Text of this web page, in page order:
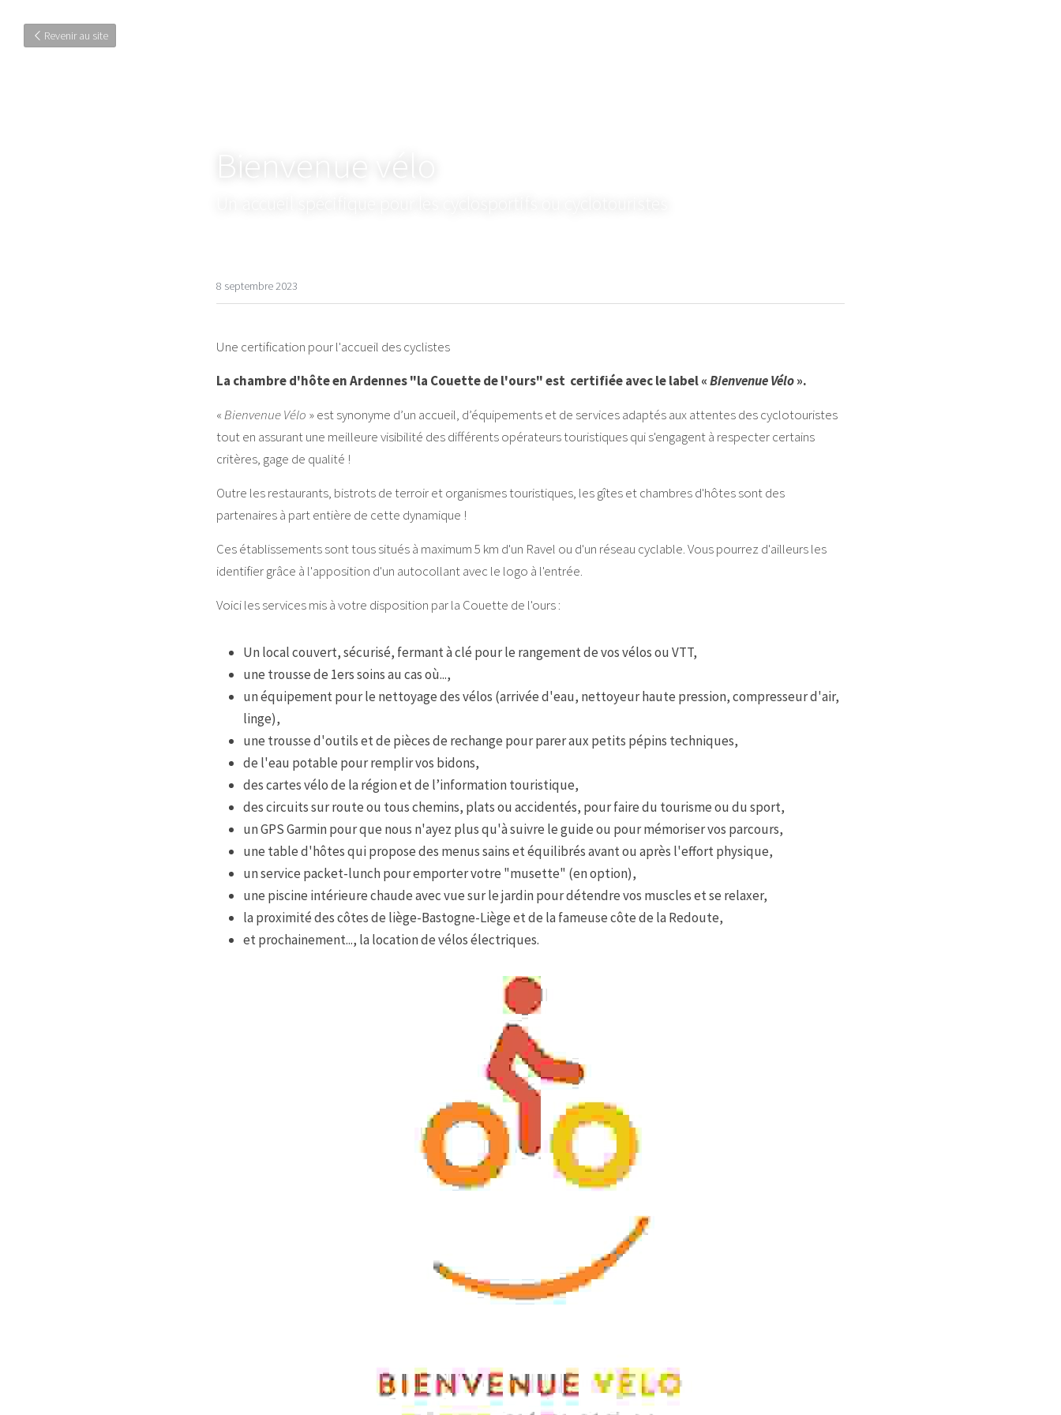
Revenir au site
8 septembre 2023
Une certification pour l'accueil des cyclistes
La chambre d'hôte en Ardennes "la Couette de l'ours" est  certifiée avec le label « Bienvenue Vélo ».
« Bienvenue Vélo » est synonyme d’un accueil, d’équipements et de services adaptés aux attentes des cyclotouristes
tout en assurant une meilleure visibilité des différents opérateurs touristiques qui s'engagent à respecter certains
critères, gage de qualité !
Outre les restaurants, bistrots de terroir et organismes touristiques, les gîtes et chambres d'hôtes sont des
partenaires à part entière de cette dynamique !
Ces établissements sont tous situés à maximum 5 km d'un Ravel ou d'un réseau cyclable. Vous pourrez d'ailleurs les
identifier grâce à l'apposition d'un autocollant avec le logo à l'entrée.
Voici les services mis à votre disposition par la Couette de l'ours :
Un local couvert, sécurisé, fermant à clé pour le rangement de vos vélos ou VTT,
une trousse de 1ers soins au cas où...,
un équipement pour le nettoyage des vélos (arrivée d'eau, nettoyeur haute pression, compresseur d'air,
linge),
une trousse d'outils et de pièces de rechange pour parer aux petits pépins techniques,
de l'eau potable pour remplir vos bidons,
des cartes vélo de la région et de l’information touristique,
des circuits sur route ou tous chemins, plats ou accidentés, pour faire du tourisme ou du sport,
un GPS Garmin pour que nous n'ayez plus qu'à suivre le guide ou pour mémoriser vos parcours,
une table d'hôtes qui propose des menus sains et équilibrés avant ou après l'effort physique,
un service packet-lunch pour emporter votre "musette" (en option),
une piscine intérieure chaude avec vue sur le jardin pour détendre vos muscles et se relaxer,
la proximité des côtes de liège-Bastogne-Liège et de la fameuse côte de la Redoute,
et prochainement..., la location de vélos électriques.